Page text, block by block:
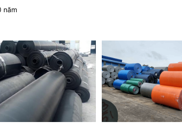
năm